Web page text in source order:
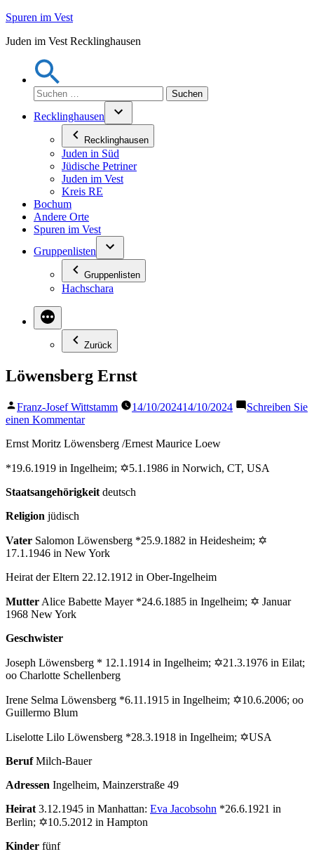
Zum
springen
Spuren im Vest
Juden im Vest Recklinghausen
Suchen
nach:
Recklinghausen
Recklinghausen
Juden in Süd
Jüdische Petriner
Juden im Vest
Kreis RE
Bochum
Andere Orte
Spuren im Vest
Gruppenlisten
Gruppenlisten
Hachschara
Zurück
Löwensberg Ernst
Veröffentlicht
von
Franz-Josef Wittstamm 14/10/202414/10/2024
Schreiben Sie
einen Kommentarzu
Ernst
Ernst Moritz Löwensberg /Ernest Maurice Loew
*19.6.1919 in Ingelheim; ✡5.1.1986 in Norwich, CT, USA
Staatsangehörigkeit deutsch
Religion jüdisch
Vater Salomon Löwensberg *25.9.1882 in Heidesheim; ✡
17.1.1946 in New York
Heirat der Eltern 22.12.1912 in Ober-Ingelheim
Mutter Alice Babette Mayer *24.6.1885 in Ingelheim; ✡ Januar
1968 New York
Geschwister
Joseph Löwensberg * 12.1.1914 in Ingelheim; ✡21.3.1976 in Eilat;
oo Charlotte Schellenberg
Irene Selma Löwensberg *6.11.1915 in Ingelheim; ✡10.6.2006; oo
Guillermo Blum
Liselotte Lilo Löwensberg *28.3.1918 in Ingelheim; ✡USA
BerufMilch-Bauer
Adressen Ingelheim, Mainzerstraße 49
Heirat 3.12.1945 in Manhattan: Eva Jacobsohn *26.6.1921 in
Berlin; ✡10.5.2012 in Hampton
Kinder fünf